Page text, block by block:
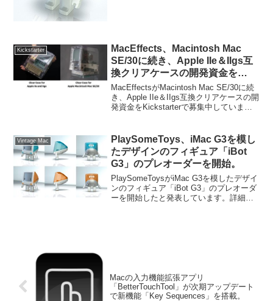
Kickstarter
MacEffects、Macintosh Mac
SE/30に続き、Apple IIe＆IIgs互
換クリアケースの開発資金を
Kickstarterで募集中。
MacEffectsがMacintosh Mac SE/30に続
き、Apple IIe＆IIgs互換クリアケースの開
発資金をKickstarterで募集中していま
Vintage Mac
PlaySomeToys、iMac G3を模し
たデザインのフィギュア「iBot
G3」のプレオーダーを開始。
PlaySomeToysがiMac G3を模したデザイ
ンのフィギュア「iBot G3」のプレオーダ
ーを開始したと発表しています。詳細は
Macの入力機能拡張アプリ
「BetterTouchTool」が次期アップデート
で新機能「Key Sequences」を搭載。